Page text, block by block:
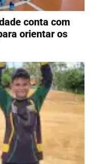
conta com
orientar os